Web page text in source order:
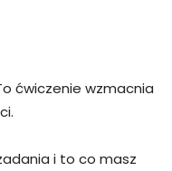
ćwiczenie wzmacnia
i to co masz